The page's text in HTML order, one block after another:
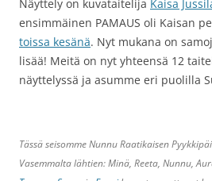
Näyttely on kuvataitelija Kaisa
ensimmäinen PAMAUS oli Kaisan
toissa kesänä. Nyt mukana on
lisää! Meitä on nyt yhteensä 12
näyttelyssä ja asumme eri puolilla
Tässä seisomme Nunnu Raatikaisen
Vasemmalta lähtien: Minä, Reeta, Nunnu,